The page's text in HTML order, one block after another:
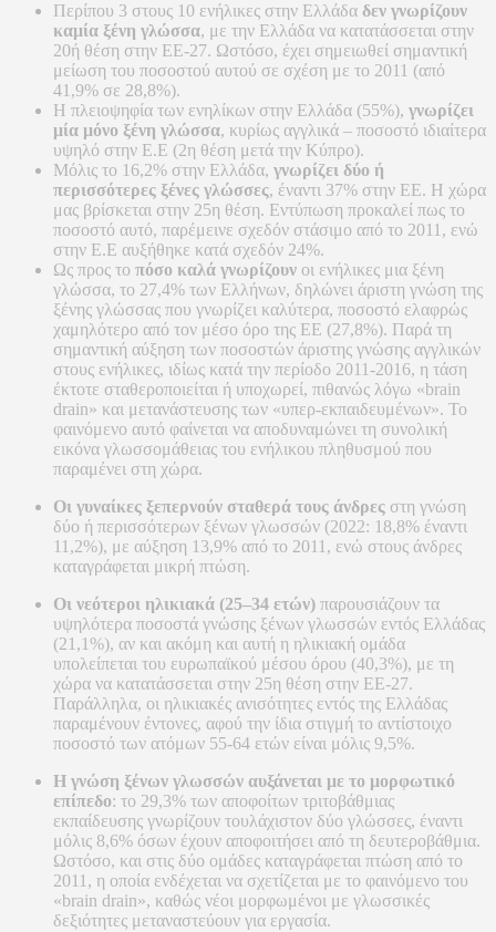
Περίπου 3 στους 10 ενήλικες στην Ελλάδα δεν γνωρίζουν
καμία ξένη γλώσσα, με την Ελλάδα να κατατάσσεται στην
20ή θέση στην ΕΕ-27. Ωστόσο, έχει σημειωθεί σημαντική
μείωση του ποσοστού αυτού σε σχέση με το 2011 (από
41,9% σε 28,8%).
Η πλειοψηφία των ενηλίκων στην Ελλάδα (55%), γνωρίζει
μία μόνο ξένη γλώσσα, κυρίως αγγλικά – ποσοστό ιδιαίτερα
υψηλό στην Ε.Ε (2η θέση μετά την Κύπρο).
Μόλις το 16,2% στην Ελλάδα, γνωρίζει δύο ή
περισσότερες ξένες γλώσσες, έναντι 37% στην ΕΕ. Η χώρα
μας βρίσκεται στην 25η θέση. Εντύπωση προκαλεί πως το
ποσοστό αυτό, παρέμεινε σχεδόν στάσιμο από το 2011, ενώ
στην Ε.Ε αυξήθηκε κατά σχεδόν 24%.
Ως προς το πόσο καλά γνωρίζουν οι ενήλικες μια ξένη
γλώσσα, το 27,4% των Ελλήνων, δηλώνει άριστη γνώση της
ξένης γλώσσας που γνωρίζει καλύτερα, ποσοστό ελαφρώς
χαμηλότερο από τον μέσο όρο της ΕΕ (27,8%). Παρά τη
σημαντική αύξηση των ποσοστών άριστης γνώσης αγγλικών
στους ενήλικες, ιδίως κατά την περίοδο 2011-2016, η τάση
έκτοτε σταθεροποιείται ή υποχωρεί, πιθανώς λόγω «brain
drain» και μετανάστευσης των «υπερ-εκπαιδευμένων». Το
φαινόμενο αυτό φαίνεται να αποδυναμώνει τη συνολική
εικόνα γλωσσομάθειας του ενήλικου πληθυσμού που
παραμένει στη χώρα.
Οι γυναίκες ξεπερνούν σταθερά τους άνδρες στη γνώση
δύο ή περισσότερων ξένων γλωσσών (2022: 18,8% έναντι
11,2%), με αύξηση 13,9% από το 2011, ενώ στους άνδρες
καταγράφεται μικρή πτώση.
Οι νεότεροι ηλικιακά (25–34 ετών) παρουσιάζουν τα
υψηλότερα ποσοστά γνώσης ξένων γλωσσών εντός Ελλάδας
(21,1%), αν και ακόμη και αυτή η ηλικιακή ομάδα
υπολείπεται του ευρωπαϊκού μέσου όρου (40,3%), με τη
χώρα να κατατάσσεται στην 25η θέση στην ΕΕ-27.
Παράλληλα, οι ηλικιακές ανισότητες εντός της Ελλάδας
παραμένουν έντονες, αφού την ίδια στιγμή το αντίστοιχο
ποσοστό των ατόμων 55-64 ετών είναι μόλις 9,5%.
Η γνώση ξένων γλωσσών αυξάνεται με το μορφωτικό
επίπεδο: το 29,3% των αποφοίτων τριτοβάθμιας
εκπαίδευσης γνωρίζουν τουλάχιστον δύο γλώσσες, έναντι
μόλις 8,6% όσων έχουν αποφοιτήσει από τη δευτεροβάθμια.
Ωστόσο, και στις δύο ομάδες καταγράφεται πτώση από το
2011, η οποία ενδέχεται να σχετίζεται με το φαινόμενο του
«brain drain», καθώς νέοι μορφωμένοι με γλωσσικές
δεξιότητες μεταναστεύουν για εργασία.